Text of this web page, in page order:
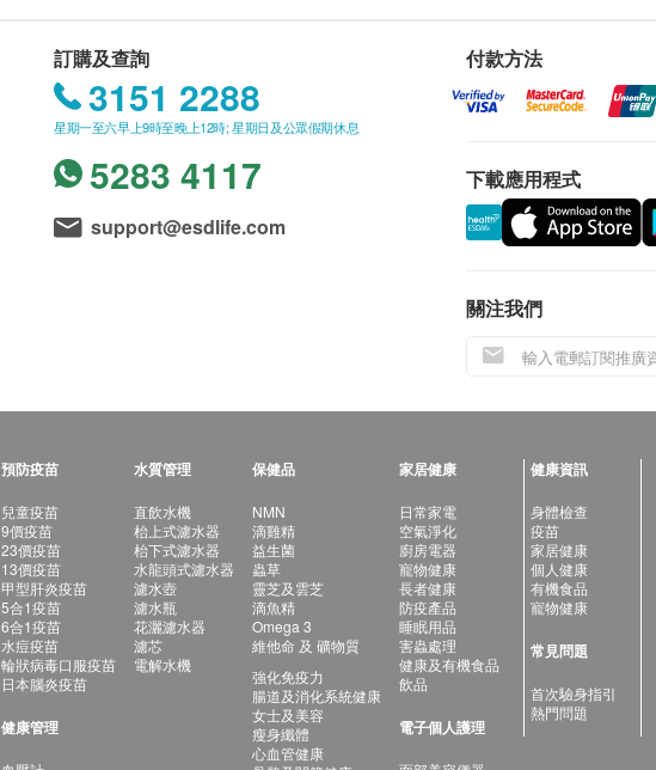
訂購及查詢
3151 2288
星期一至六早上9時至晚上12時; 星期日及公眾假期休息
5283 4117
support@esdlife.com
付款方法
下載應用程式
關注我們
預防疫苗
兒童疫苗
9價疫苗
23價疫苗
13價疫苗
甲型肝炎疫苗
5合1疫苗
6合1疫苗
水痘疫苗
輪狀病毒口服疫苗
日本腦炎疫苗
健康管理
水質管理
直飲水機
枱上式濾水器
枱下式濾水器
水龍頭式濾水器
濾水壺
濾水瓶
花灑濾水器
濾芯
電解水機
保健品
NMN
滴雞精
益生菌
蟲草
靈芝及雲芝
滴魚精
Omega 3
維他命 及 礦物質
強化免疫力
腸道及消化系統健康
女士及美容
瘦身纖體
心血管健康
家居健康
日常家電
空氣淨化
廚房電器
寵物健康
長者健康
防疫產品
睡眠用品
害蟲處理
健康及有機食品
飲品
電子個人護理
健康資訊
身體檢查
疫苗
家居健康
個人健康
有機食品
寵物健康
常見問題
首次驗身指引
熱門問題